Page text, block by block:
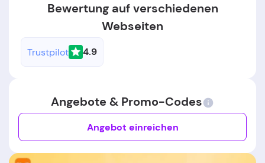
Bewertung auf verschiedenen
Webseiten
Trustpilot 4.9
Angebote & Promo-Codes
Angebot einreichen